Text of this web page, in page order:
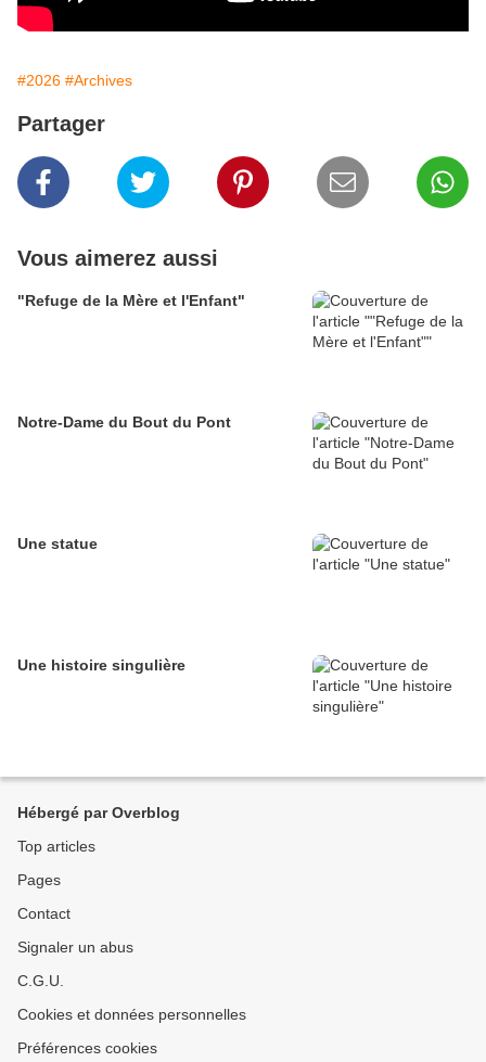
#2026 #Archives
Partager
Vous aimerez aussi
"Refuge de la Mère et l'Enfant"
Notre-Dame du Bout du Pont
Une statue
Une histoire singulière
Hébergé par Overblog
Top articles
Pages
Contact
Signaler un abus
C.G.U.
Cookies et données personnelles
Préférences cookies